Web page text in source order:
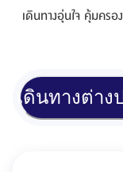
เดินทางอุ่นใจ คุ้มครอ
เดินทางต่าง